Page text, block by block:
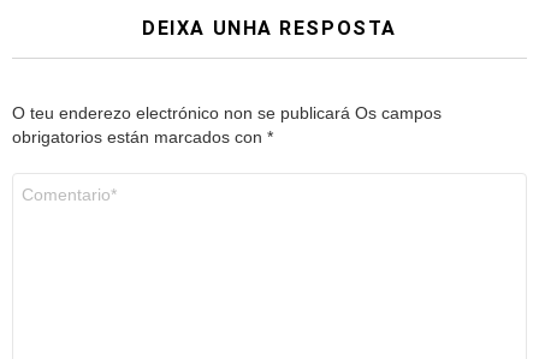
DEIXA UNHA RESPOSTA
O teu enderezo electrónico non se publicará Os campos
obrigatorios están marcados con *